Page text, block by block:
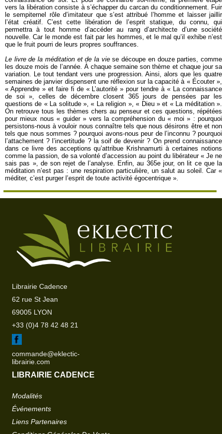
vers la libération consiste à s’échapper du carcan du conditionnement. Fuir
le sempiternel rôle d’imitateur que s’est attribué l’homme et laisser jaillir
l’état créatif. C’est cette libération de l’esprit statique, du connu, qui
permettra à tout homme d’accéder au rang d’architecte d’une société
nouvelle. Car le monde est fait par les hommes, et le mal qu’il exhibe n’est
que le fruit pourri de leurs propres souffrances.
Le livre de la méditation et de la viese découpe en douze parties, comme
les douze mois de l’année. À chaque semaine son thème et chaque jour sa
variation. Le tout tendant vers une progression. Ainsi, alors que les quatre
semaines de janvier dispensent une réflexion sur la capacité à « Écouter »,
« Apprendre » et faire fi de « L’autorité » pour tendre à « La connaissance
de soi », celles de décembre closent 365 jours de pensées par les
questions de « La solitude », « La religion », « Dieu » et « La méditation ».
On retrouve tous les thèmes chers au penseur et ces questions, répétées
pour mieux nous « guider » vers la compréhension du « moi » : pourquoi
persistons-nous à vouloir nous connaître tels que nous désirons être et non
tels que nous sommes ? pourquoi avons-nous peur de l’inconnu ? pourquoi
l’attachement ? l’incertitude ? la soif de devenir ? On prend connaissance
dans ce livre des acceptions qu’attribue Krishnamurti à certaines notions
comme la passion, de sa volonté d’accession au point du libérateur « Je ne
sais pas », de son rejet de l’analyse. Enfin, au 365e jour, on lit ce que la
méditation n’est pas : une respiration particulière, un salut au soleil. Car «
méditer, c’est purger l’esprit de toute activité égocentrique ».
Librairie Cadence
62 rue St Jean
69005 LYON
+33 (0)4 78 42 48 21
commande@eklectic-
librairie.com
LIBRAIRIE CADENCE
Modalités
Événements
Liens Partenaires